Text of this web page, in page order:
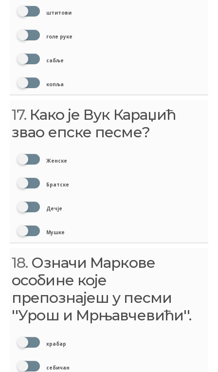
штитови
голе руке
сабље
копља
17. Како је Вук Караџић
звао епске песме?
Женске
Братске
Дечје
Мушке
18. Означи Маркове
особине које
препознајеш у песми
''Урош и Мрњавчевићи''.
храбар
себичан